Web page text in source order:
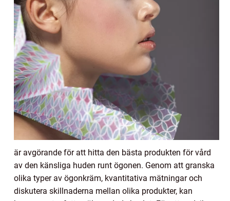
är avgörande för att hitta den bästa produkten för vård
av den känsliga huden runt ögonen. Genom att granska
olika typer av ögonkräm, kvantitativa mätningar och
diskutera skillnaderna mellan olika produkter, kan